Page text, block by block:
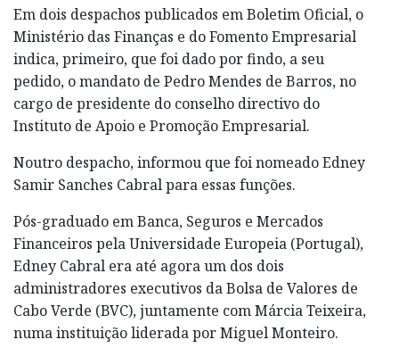
Em dois despachos publicados em Boletim Oficial, o
Ministério das Finanças e do Fomento Empresarial
indica, primeiro, que foi dado por findo, a seu
pedido, o mandato de Pedro Mendes de Barros, no
cargo de presidente do conselho directivo do
Instituto de Apoio e Promoção Empresarial.
Noutro despacho, informou que foi nomeado Edney
Samir Sanches Cabral para essas funções.
Pós-graduado em Banca, Seguros e Mercados
Financeiros pela Universidade Europeia (Portugal),
Edney Cabral era até agora um dos dois
administradores executivos da Bolsa de Valores de
Cabo Verde (BVC), juntamente com Márcia Teixeira,
numa instituição liderada por Miguel Monteiro.